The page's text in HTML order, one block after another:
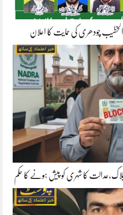
بلاک،عدالت کا شہری کو پیش ہونے کا حکم